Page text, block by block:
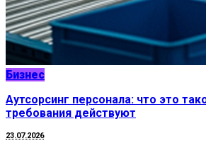
Бизнес
Аутсорсинг персонала: что это
требования действуют
23.07.2026